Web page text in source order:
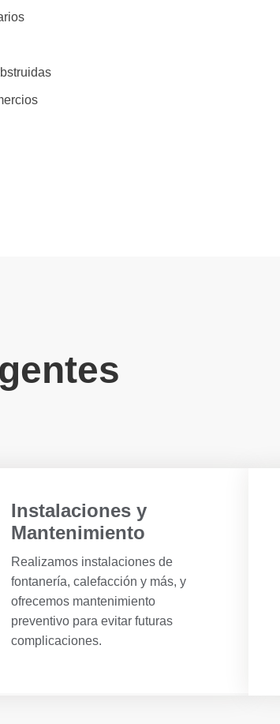
Instalaciones y
Mantenimiento
Realizamos instalaciones de
fontanería, calefacción y más, y
ofrecemos mantenimiento
preventivo para evitar futuras
complicaciones.